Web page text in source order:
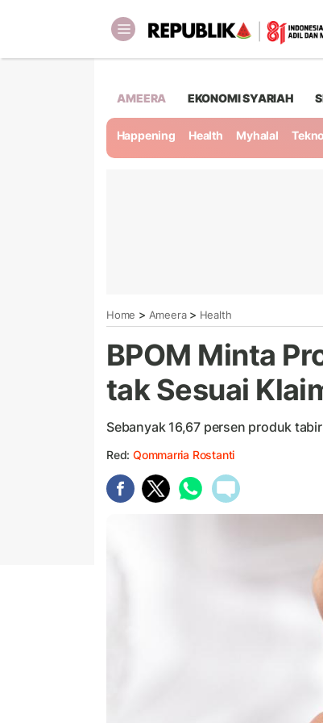
AMEERA EKONOMI SYARIAH
Happening Health Myhalal Tekno
Home > Ameera> Health
BPOM Minta
tak Sesuai
Sebanyak 16,67 persen produk
Red: Qommarria Rostanti